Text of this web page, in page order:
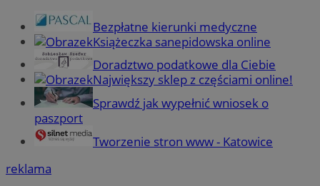
Bezpłatne kierunki medyczne
Książeczka sanepidowska online
Doradztwo podatkowe dla Ciebie
Największy sklep z częściami online!
Sprawdź jak wypełnić wniosek o
paszport
Tworzenie stron www - Katowice
reklama